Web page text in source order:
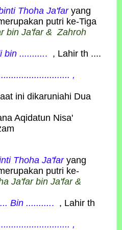
Thoha Ja'faryang
putri ke-Tiga
bin Ja'far & Zahroh
bin ........... , Lahir th ....
,
ini dikaruniahi Dua
Aqidatun Nisa'
Thoha Ja'faryang
putri ke-
Ja'far bin Ja'far &
Bin ........... , Lahir th
,